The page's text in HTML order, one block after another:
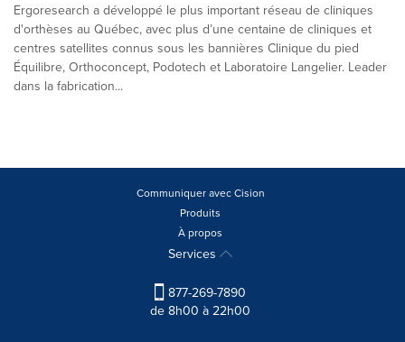
Ergoresearch a développé le plus important réseau de cliniques
d'orthèses au Québec, avec plus d’une centaine de cliniques et
centres satellites connus sous les bannières Clinique du pied
Équilibre, Orthoconcept, Podotech et Laboratoire Langelier. Leader
dans la fabrication...
Communiquer avec Cision
Produits
À propos
Services
877-269-7890
de 8h00 à 22h00